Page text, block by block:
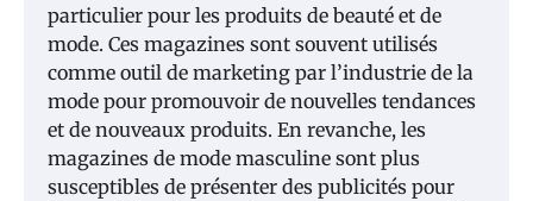
particulier pour les produits de beauté et de
mode. Ces magazines sont souvent utilisés
comme outil de marketing par l’industrie de la
mode pour promouvoir de nouvelles tendances
et de nouveaux produits. En revanche, les
magazines de mode masculine sont plus
susceptibles de présenter des publicités pour